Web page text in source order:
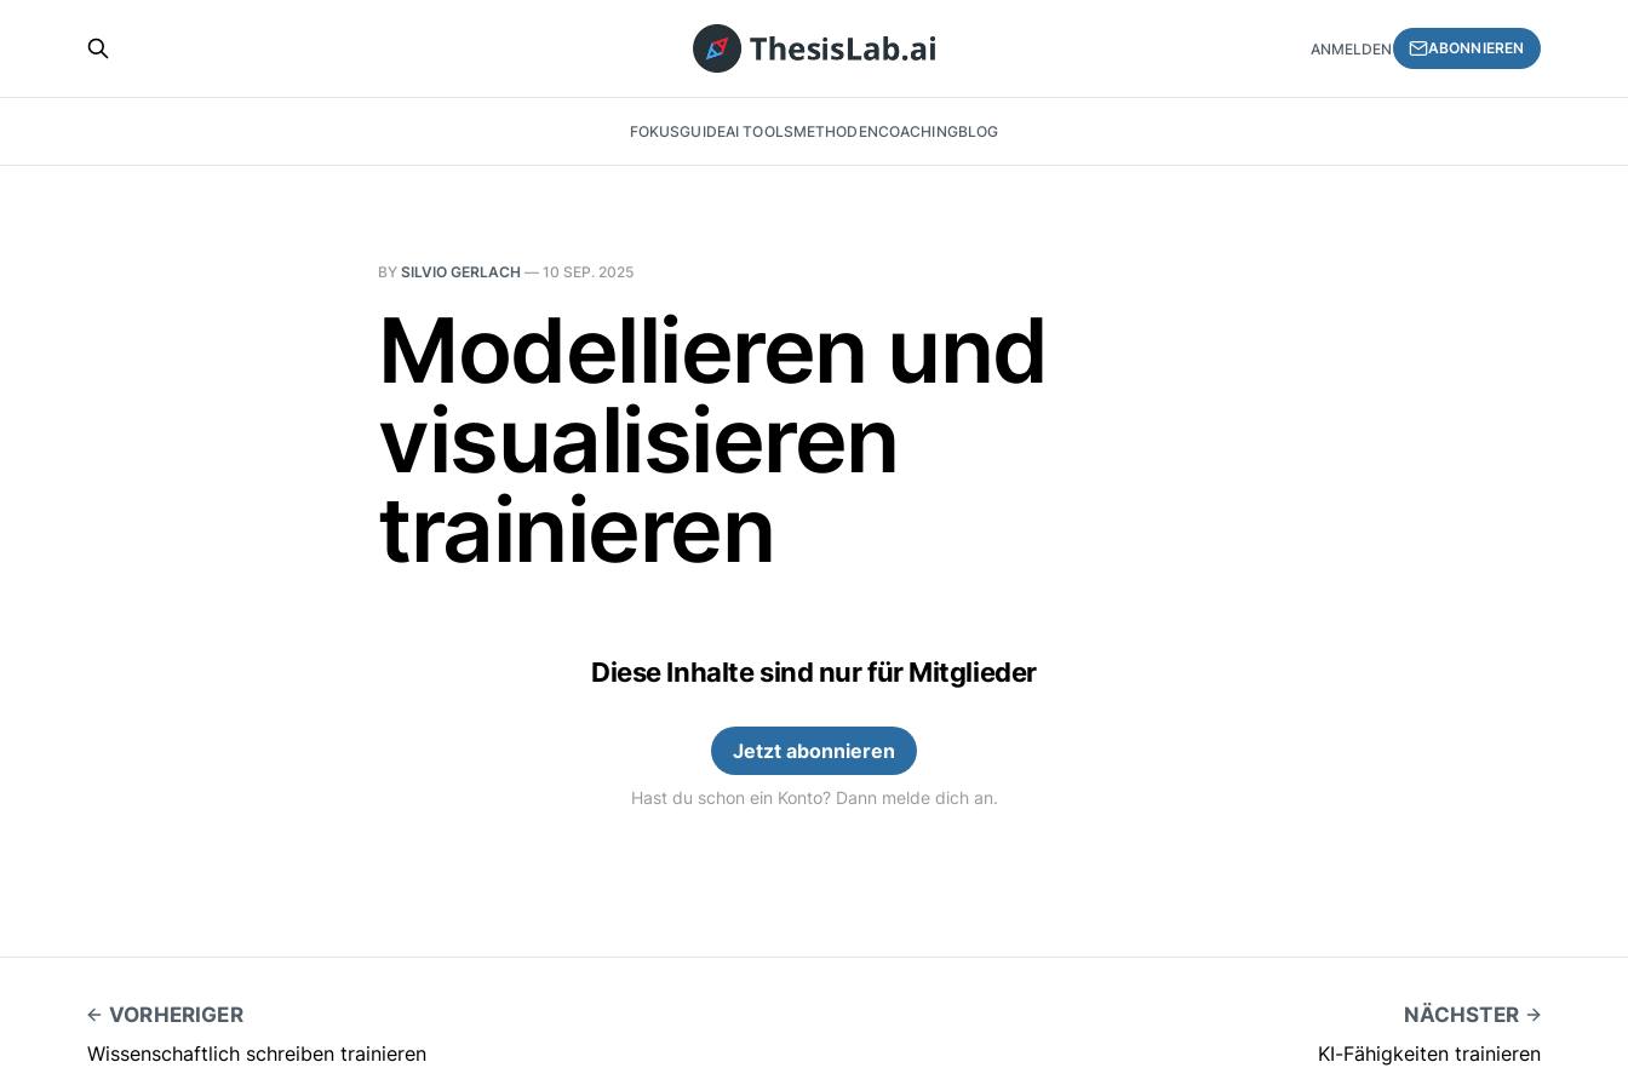
FOKUSGUIDEAI TOOLSMETHODENCOACHINGBLOG
ANMELDEN ABONNIEREN
BY SILVIO GERLACH — 10 SEP. 2025
Modellieren und
visualisieren
trainieren
Diese Inhalte sind nur für Mitglieder
Jetzt abonnieren
Hast du schon ein Konto? Dann melde dich an.
VORHERIGER
Wissenschaftlich schreiben trainieren
NÄCHSTER
KI-Fähigkeiten trainieren